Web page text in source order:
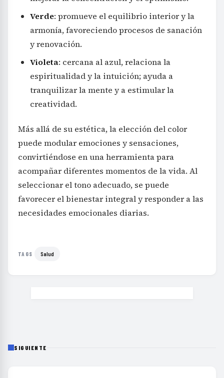
Verde: promueve el equilibrio interior y la
armonía, favoreciendo procesos de sanación
y renovación.
Violeta: cercana al azul, relaciona la
espiritualidad y la intuición; ayuda a
tranquilizar la mente y a estimular la
creatividad.
Más allá de su estética, la elección del color
puede modular emociones y sensaciones,
convirtiéndose en una herramienta para
acompañar diferentes momentos de la vida. Al
seleccionar el tono adecuado, se puede
favorecer el bienestar integral y responder a las
necesidades emocionales diarias.
TAGS Salud
SIGUIENTE